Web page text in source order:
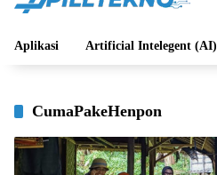
Aplikasi Artificial Intelegent (AI)
CumaPakeHenpon